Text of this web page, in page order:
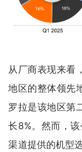
从厂商表现来看
地区的整体领先
罗拉是该地区第
长8%。然而，
渠道提供的机型